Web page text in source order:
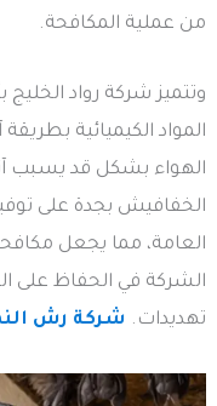
من عملية المكافحة.
وتتميز شركة رواد
المواد الكيميائية
الهواء بشكل قد يسبب
الخفافيش بجدة على
العامة، مما يجعل
الشركة في الحفاظ على
تهديدات. شركة رش